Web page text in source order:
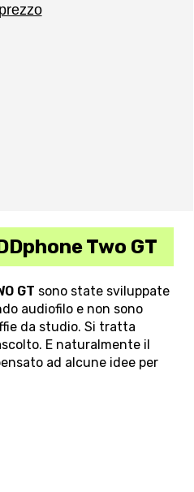
Two GT
GT sono state sviluppate
audiofilo e non sono
da studio. Si tratta
E naturalmente il
ad alcune idee per